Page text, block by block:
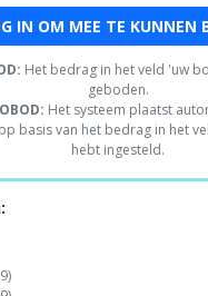
IN OM MEE TE KUNNEN
Het bedrag in het veld 'uw
geboden.
Het systeem plaatst
basis van het bedrag in het
hebt ingesteld.